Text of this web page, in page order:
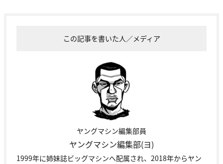
この記事を書いた人／メディア
ヤングマシン編集部員
ヤングマシン編集部(ヨ)
1999年に姉妹誌ビッグマシンへ配属され、2018年からヤン